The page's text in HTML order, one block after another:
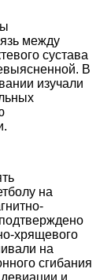
между
сустава
В
изучали
.
на
хрящевого
на
сгибания
и